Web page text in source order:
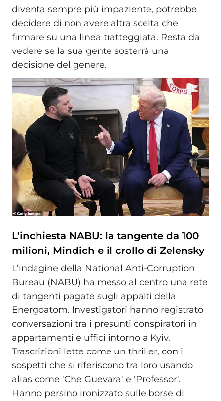
diventa sempre più impaziente, potrebbe
decidere di non avere altra scelta che
firmare su una linea tratteggiata. Resta da
vedere se la sua gente sosterrà una
decisione del genere.
L’inchiesta NABU: la tangente da 100
milioni, Mindich e il crollo di Zelensky
L’indagine della National Anti-Corruption
Bureau (NABU) ha messo al centro una rete
di tangenti pagate sugli appalti della
Energoatom. Investigatori hanno registrato
conversazioni tra i presunti conspiratori in
appartamenti e uffici intorno a Kyiv.
Trascrizioni lette come un thriller, con i
sospetti che si riferiscono tra loro usando
alias come 'Che Guevara' e 'Professor'.
Hanno persino ironizzato sulle borse di